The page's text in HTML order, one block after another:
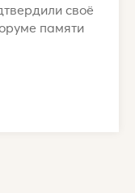
своё
памяти